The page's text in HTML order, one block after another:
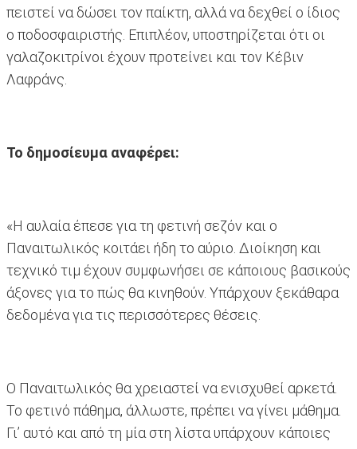
πειστεί να δώσει τον παίκτη, αλλά να δεχθεί ο ίδιος
ο ποδοσφαιριστής. Επιπλέον, υποστηρίζεται ότι οι
γαλαζοκιτρίνοι έχουν προτείνει και τον Κέβιν
Λαφράνς.
Το δημοσίευμα αναφέρει:
«Η αυλαία έπεσε για τη φετινή σεζόν και ο
Παναιτωλικός κοιτάει ήδη το αύριο. Διοίκηση και
τεχνικό τιμ έχουν συμφωνήσει σε κάποιους βασικούς
άξονες για το πώς θα κινηθούν. Υπάρχουν ξεκάθαρα
δεδομένα για τις περισσότερες θέσεις.
Ο Παναιτωλικός θα χρειαστεί να ενισχυθεί αρκετά.
Το φετινό πάθημα, άλλωστε, πρέπει να γίνει μάθημα.
Γι’ αυτό και από τη μία στη λίστα υπάρχουν κάποιες